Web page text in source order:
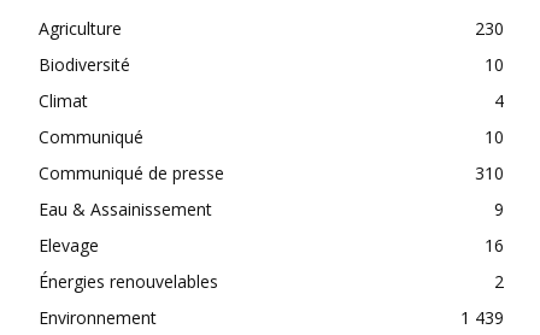
Agriculture
230
Biodiversité
10
Climat
4
Communiqué
10
Communiqué de presse
310
Eau & Assainissement
9
Elevage
16
Énergies renouvelables
2
Environnement
1 439